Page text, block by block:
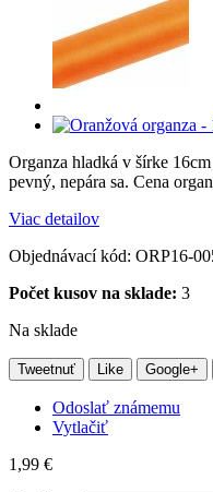
Organza hladká v šírke
pevný, nepára sa. Cena
Viac detailov
Objednávací kód: ORP16-
Počet kusov na sklade: 3
Na sklade
Tweetnuť Like Google+
Odoslať známemu
Vytlačiť
1,99 €